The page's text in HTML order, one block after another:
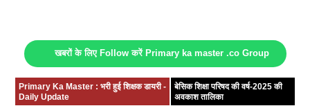
खबरों के लिए Follow करें Primary ka master .co Group
Primary Ka Master : भरी हुई शिक्षक डायरी -
Daily Update
बेसिक शिक्षा परिषद की वर्ष-2025 की
अवकाश तालिका